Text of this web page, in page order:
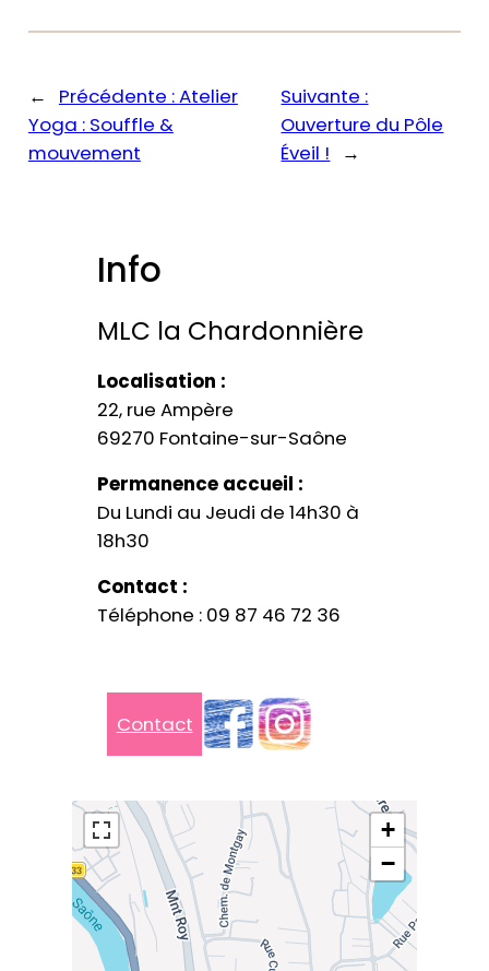
← Précédente :Atelier
Yoga : Souffle &
mouvement
Suivante :
Ouverture du Pôle
Éveil !
→
Info
MLC la Chardonnière​
Localisation :
22, rue Ampère
69270 Fontaine-sur-Saône
Permanence accueil :
Du Lundi au Jeudi de 14h30 à
18h30
Contact :
Téléphone : 09 87 46 72 36
Contact
+
−